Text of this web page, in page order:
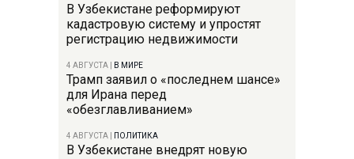
В Узбекистане реформируют
кадастровую систему и упростят
регистрацию недвижимости
4 АВГУСТА В МИРЕ
Трамп заявил о «последнем шансе»
для Ирана перед
«обезглавливанием»
4 АВГУСТА ПОЛИТИКА
В Узбекистане внедрят новую